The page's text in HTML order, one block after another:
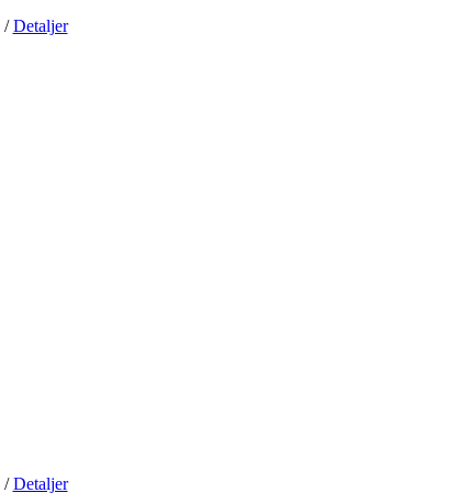
/ Detaljer
/ Detaljer